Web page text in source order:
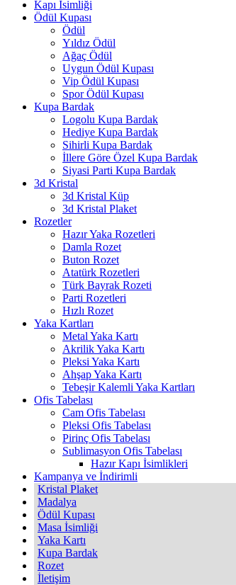
Kapı İsimliği
Ödül Kupası
Ödül
Yıldız Ödül
Ağaç Ödül
Uygun Ödül Kupası
Vip Ödül Kupası
Spor Ödül Kupası
Kupa Bardak
Logolu Kupa Bardak
Hediye Kupa Bardak
Sihirli Kupa Bardak
İllere Göre Özel Kupa Bardak
Siyasi Parti Kupa Bardak
3d Kristal
3d Kristal Küp
3d Kristal Plaket
Rozetler
Hazır Yaka Rozetleri
Damla Rozet
Buton Rozet
Atatürk Rozetleri
Türk Bayrak Rozeti
Parti Rozetleri
Hızlı Rozet
Yaka Kartları
Metal Yaka Kartı
Akrilik Yaka Kartı
Pleksi Yaka Kartı
Ahşap Yaka Kartı
Tebeşir Kalemli Yaka Kartları
Ofis Tabelası
Cam Ofis Tabelası
Pleksi Ofis Tabelası
Pirinç Ofis Tabelası
Sublimasyon Ofis Tabelası
Hazır Kapı İsimlikleri
Kampanya ve İndirimli
Kristal Plaket
Madalya
Ödül Kupası
Masa İsimliği
Yaka Kartı
Kupa Bardak
Rozet
İletişim